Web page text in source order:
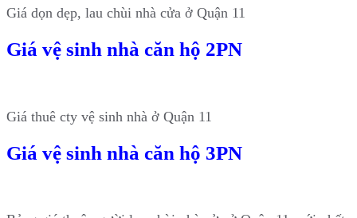
Giá dọn dẹp, lau chùi nhà cửa ở Quận 11
Giá vệ sinh nhà căn hộ 2PN
Giá thuê cty vệ sinh nhà ở Quận 11
Giá vệ sinh nhà căn hộ 3PN